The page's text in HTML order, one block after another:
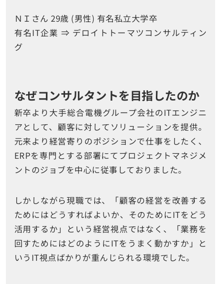
ＮＩさん 29歳 (男性) 有名私立大学卒
有名IT企業 ⇒ デロイトトーマツコンサルティン
グ
なぜコンサルタントを目指したのか
新卒より大手総合電機グループ会社のITエンジニ
アとして、顧客に対してソリューションを提供。
元来より経営寄りのポジションで仕事をしたく、
ERPを専門とする部署にてプロジェクトマネジメ
ントのジョブを中心に従事しておりました。
しかしながら現職では、「顧客の経営を改善する
ためにはどうすればよいか、そのためにITをどう
活用するか」という経営視点ではなく、「業務を
回すためにはどのようにITをうまく動かすか」と
いうIT視点ばかりが重んじられる環境でした。